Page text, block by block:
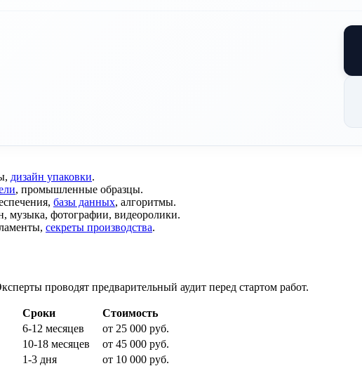
дизайн упаковки.
, промышленные образцы.
базы данных, алгоритмы.
музыка, фотографии, видеоролики.
секреты производства.
проводят предварительный аудит перед стартом работ.
Сроки
Стоимость
6-12 месяцев
от 25 000 руб.
10-18 месяцев
от 45 000 руб.
1-3 дня
от 10 000 руб.